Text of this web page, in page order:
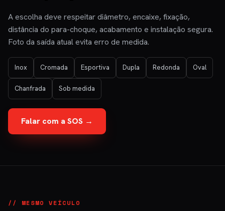
A escolha deve respeitar diâmetro, encaixe, fixação,
distância do para-choque, acabamento e instalação segura.
Foto da saída atual evita erro de medida.
Inox Cromada Esportiva Dupla Redonda Oval
Chanfrada Sob medida
Falar com a SOS →
// MESMO VEÍCULO